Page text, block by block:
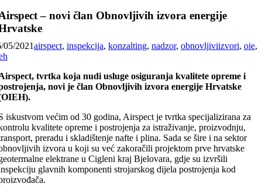
– novi član Obnovljivih izvora energije
05/2021airspect, inspekcija, konzalting, nadzor, obnovljiviizvori, oie,
tvrtka koja nudi usluge osiguranja kvalitete opreme i
novi je član Obnovljivih izvora energije Hrvatske
iskustvom većim od 30 godina, Airspect je tvrtka specijalizirana za
kvalitete opreme i postrojenja za istraživanje, proizvodnju,
preradu i skladištenje nafte i plina. Sada se šire i na sektor
izvora u koji su već zakoračili projektom prve hrvatske
elektrane u Cigleni kraj Bjelovara, gdje su izvršili
glavnih komponenti strojarskog dijela postrojenja kod